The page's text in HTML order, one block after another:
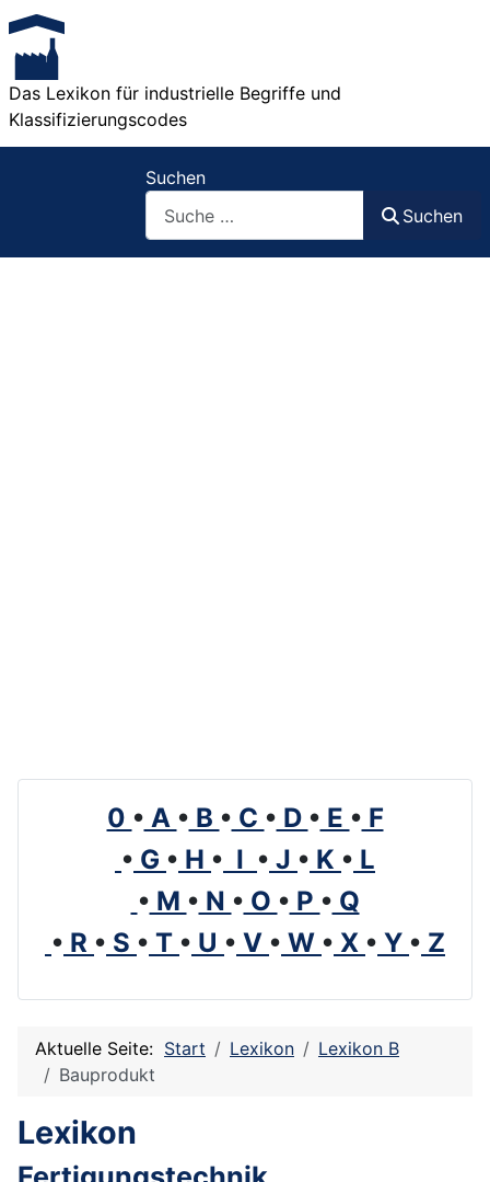
Das Lexikon für industrielle Begriffe und
Klassifizierungscodes
Suchen
Suchen
0 • A • B • C • D • E • F
• G • H • I • J • K • L
• M • N • O • P • Q
• R • S • T • U • V • W • X • Y • Z
Aktuelle Seite: Start Lexikon
Lexikon B
Bauprodukt
Lexikon